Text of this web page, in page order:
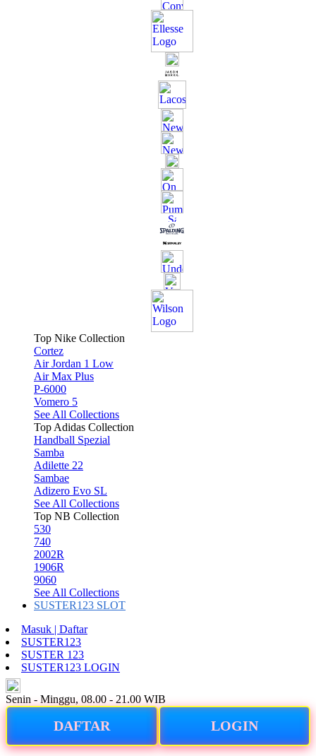
Top Nike Collection
Cortez
Air Jordan 1 Low
Air Max Plus
P-6000
Vomero 5
See All Collections
Top Adidas Collection
Handball Spezial
Samba
Adilette 22
Sambae
Adizero Evo SL
See All Collections
Top NB Collection
530
740
2002R
1906R
9060
See All Collections
SUSTER123 SLOT
Masuk | Daftar
SUSTER123
SUSTER 123
SUSTER123 LOGIN
Senin - Minggu, 08.00 - 21.00 WIB
DAFTAR LOGIN